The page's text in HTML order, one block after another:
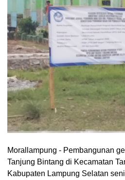
Morallampung - Pembangunan
Tanjung Bintang di Kecamatan
Kabupaten Lampung Selatan